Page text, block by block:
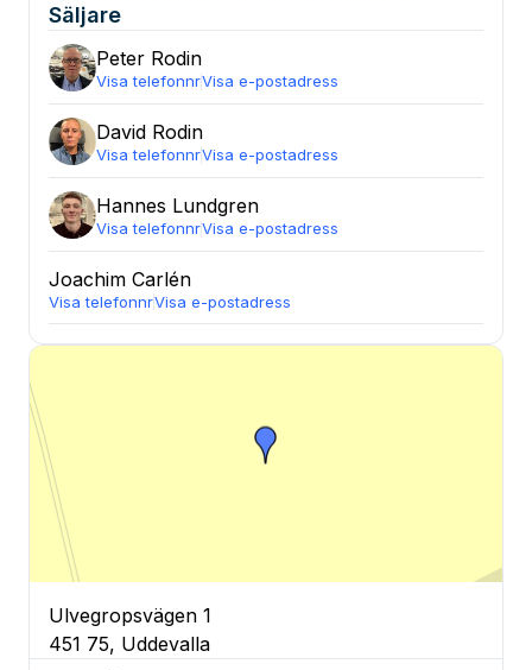
Säljare
Peter Rodin
Visa telefonnrVisa e-postadress
David Rodin
Visa telefonnrVisa e-postadress
Hannes Lundgren
Visa telefonnrVisa e-postadress
Joachim Carlén
Visa telefonnrVisa e-postadress
Ulvegropsvägen 1
451 75, Uddevalla